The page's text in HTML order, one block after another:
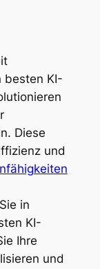
besten KI-
Diese
und
in
KI-
Ihre
und